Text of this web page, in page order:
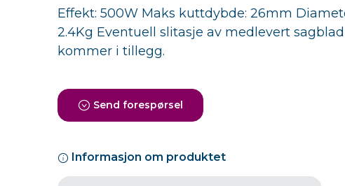
Effekt: 500W Maks kuttdybde: 26mm
2.4Kg Eventuell slitasje av medlevert
kommer i tillegg.
Send forespørsel
Informasjon om produktet